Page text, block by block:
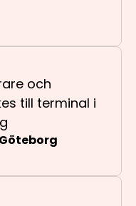
och
till terminal i
Göteborg